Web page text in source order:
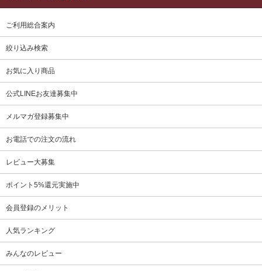
ご利用総合案内
絞り込み検索
お気に入り商品
公式LINEお友達募集中
メルマガ登録募集中
お電話での注文の流れ
レビュー大募集
ポイント5%還元実施中
会員登録のメリット
人気ランキング
みんなのレビュー